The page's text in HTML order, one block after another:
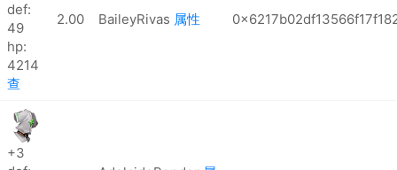
def:
49
hp:
4214
查
2.00 BaileyRivas 属性
+3